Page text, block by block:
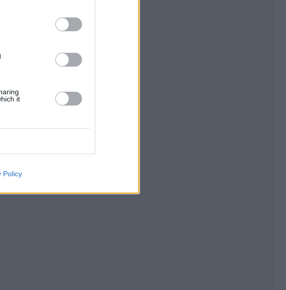
it
Policy